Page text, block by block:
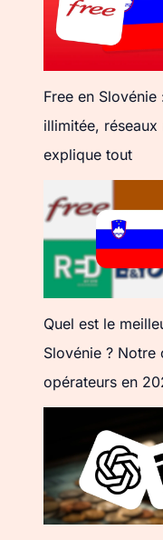
Free en
illimitée,
explique tout
Quel est le
Slovénie ?
opérateurs en